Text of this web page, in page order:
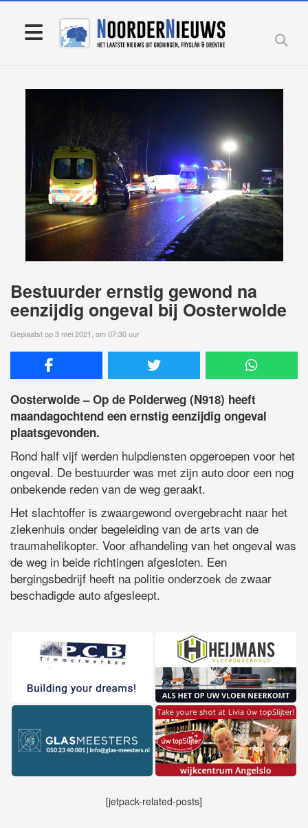
Bestuurder ernstig gewond na
eenzijdig ongeval bij Oosterwolde
Geplaatst op 3 mei 2021, om 07:30 uur
Oosterwolde – Op de Polderweg (N918) heeft
maandagochtend een ernstig eenzijdig ongeval
plaatsgevonden.
Rond half vijf werden hulpdiensten opgeroepen voor het
ongeval. De bestuurder was met zijn auto door een nog
onbekende reden van de weg geraakt.
Het slachtoffer is zwaargewond overgebracht naar het
ziekenhuis onder begeleiding van de arts van de
traumahelikopter. Voor afhandeling van het ongeval was
de weg in beide richtingen afgesloten. Een
bergingsbedrijf heeft na politie onderzoek de zwaar
beschadigde auto afgesleept.
[jetpack-related-posts]